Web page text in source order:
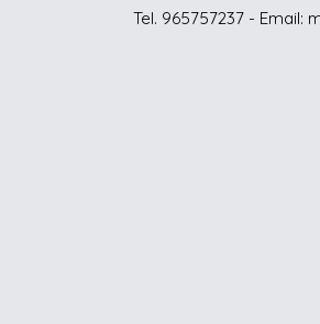
Tel. 965757237 -